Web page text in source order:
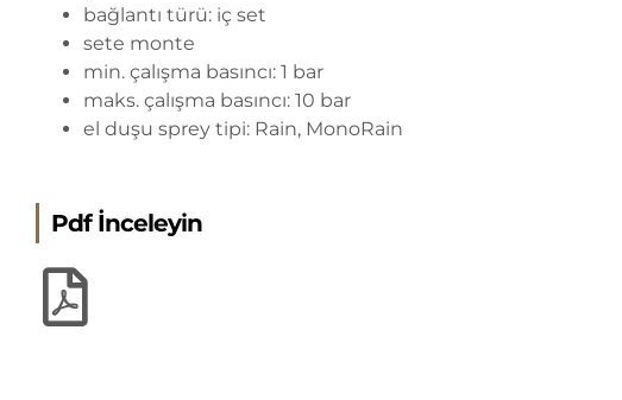
bağlantı türü: iç set
sete monte
min. çalışma basıncı: 1 bar
maks. çalışma basıncı: 10 bar
el duşu sprey tipi: Rain, MonoRain
Pdf İnceleyin